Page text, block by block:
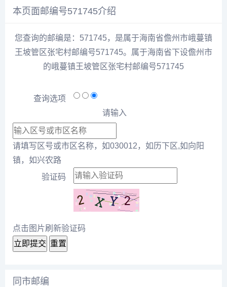
本页面邮编号571745介绍
您查询的邮编是：571745，是属于海南省儋州市峨蔓镇
王坡管区张宅村邮编号571745。属于海南省下设儋州市
的峨蔓镇王坡管区张宅村邮编号571745
查询选项
请输入
请填写区号或市区名称，如030012，如历下区,如向阳
镇，如兴农路
验证码
点击图片刷新验证码
立即提交 重置
同市邮编